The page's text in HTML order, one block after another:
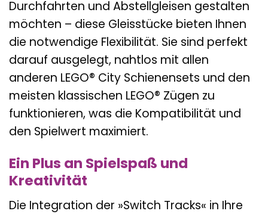
Durchfahrten und Abstellgleisen gestalten
möchten – diese Gleisstücke bieten Ihnen
die notwendige Flexibilität. Sie sind perfekt
darauf ausgelegt, nahtlos mit allen
anderen LEGO® City Schienensets und den
meisten klassischen LEGO® Zügen zu
funktionieren, was die Kompatibilität und
den Spielwert maximiert.
Ein Plus an Spielspaß und
Kreativität
Die Integration der »Switch Tracks« in Ihre